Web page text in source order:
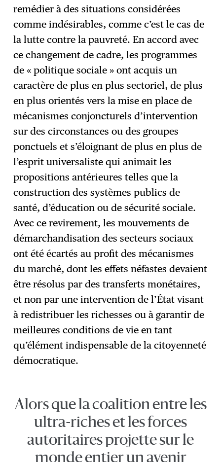
remédier à des situations considérées
comme indésirables, comme c’est le cas de
la lutte contre la pauvreté. En accord avec
ce changement de cadre, les programmes
de « politique sociale » ont acquis un
caractère de plus en plus sectoriel, de plus
en plus orientés vers la mise en place de
mécanismes conjoncturels d’intervention
sur des circonstances ou des groupes
ponctuels et s’éloignant de plus en plus de
l’esprit universaliste qui animait les
propositions antérieures telles que la
construction des systèmes publics de
santé, d’éducation ou de sécurité sociale.
Avec ce revirement, les mouvements de
démarchandisation des secteurs sociaux
ont été écartés au profit des mécanismes
du marché, dont les effets néfastes devaient
être résolus par des transferts monétaires,
et non par une intervention de l’État visant
à redistribuer les richesses ou à garantir de
meilleures conditions de vie en tant
qu’élément indispensable de la citoyenneté
démocratique.
Alors que la coalition entre les
ultra-riches et les forces
autoritaires projette sur le
monde entier un avenir